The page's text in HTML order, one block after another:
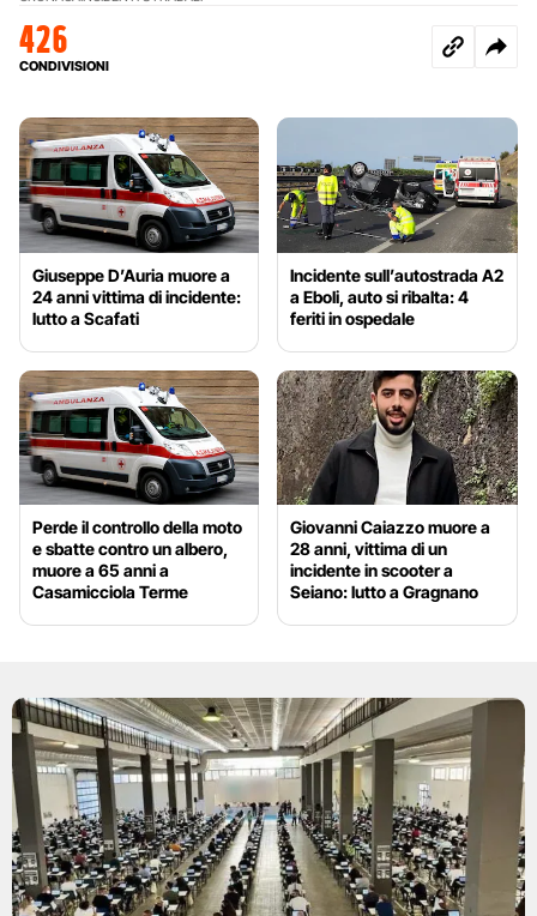
426
CONDIVISIONI
Giuseppe D’Auria muore a
24 anni vittima di incidente:
lutto a Scafati
Incidente sull’autostrada A2
a Eboli, auto si ribalta: 4
feriti in ospedale
Perde il controllo della moto
e sbatte contro un albero,
muore a 65 anni a
Casamicciola Terme
Giovanni Caiazzo muore a
28 anni, vittima di un
incidente in scooter a
Seiano: lutto a Gragnano